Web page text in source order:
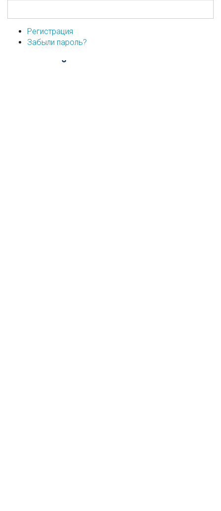
Регистрация
Забыли пароль?
...или войдите используя